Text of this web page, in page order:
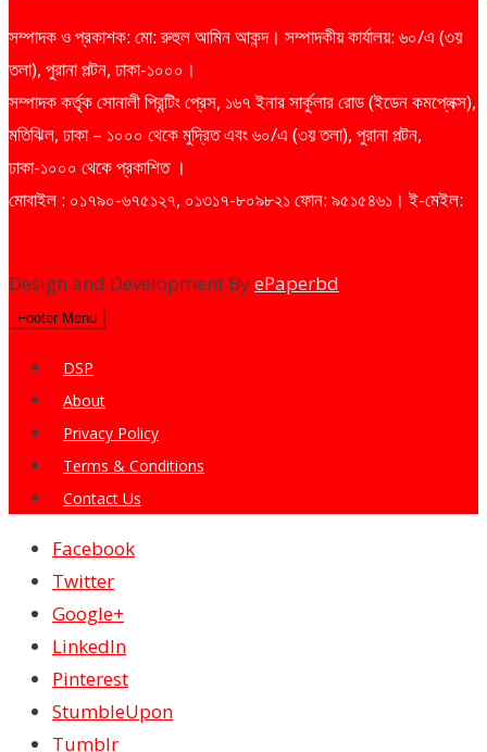
সম্পাদক ও প্রকাশক: মো: রুহুল আমিন আকন্দ। সম্পাদকীয় কার্যালয়: ৬০/এ (৩য়
তলা), পুরানা পল্টন, ঢাকা-১০০০।
সম্পাদক কর্তৃক সোনালী প্রিন্টিং প্রেস, ১৬৭ ইনার সার্কুলার রোড (ইডেন কমপ্লেক্স),
মতিঝিল, ঢাকা – ১০০০ থেকে মুদ্রিত এবং ৬০/এ (৩য় তলা), পুরানা পল্টন,
ঢাকা-১০০০ থেকে প্রকাশিত ।
মোবাইল : ০১৭৯০-৬৭৫১২৭, ০১৩১৭-৮০৯৮২১ ফোন: ৯৫১৫৪৬১। ই-মেইল:
Design and Development ByePaperbd
Footer Menu
DSP
About
Privacy Policy
Terms & Conditions
Contact Us
Facebook
Twitter
Google+
LinkedIn
Pinterest
StumbleUpon
Tumblr